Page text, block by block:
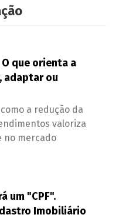
que orienta a
adaptar ou
a redução da
valoriza
no mercado
um "CPF".
Imobiliário